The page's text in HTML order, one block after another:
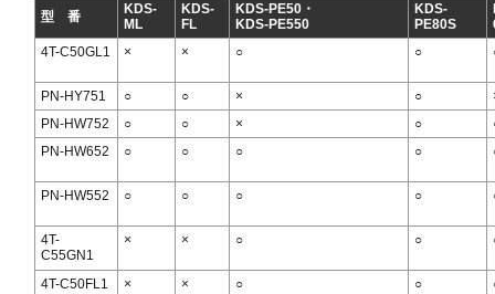
型 番
KDS-
ML
KDS-
FL
KDS-PE50・
KDS-PE550
KDS-
PE80S
4T-C50GL1
× × ○ ○
PN-HY751 ○ ○ × ○
PN-HW752
○ ○ × ○
PN-HW652
○ ○ ○ ○
PN-HW552 ○ ○ ○ ○
4T-
C55GN1
× × ○ ○
4T-C50FL1 × × ○ ○